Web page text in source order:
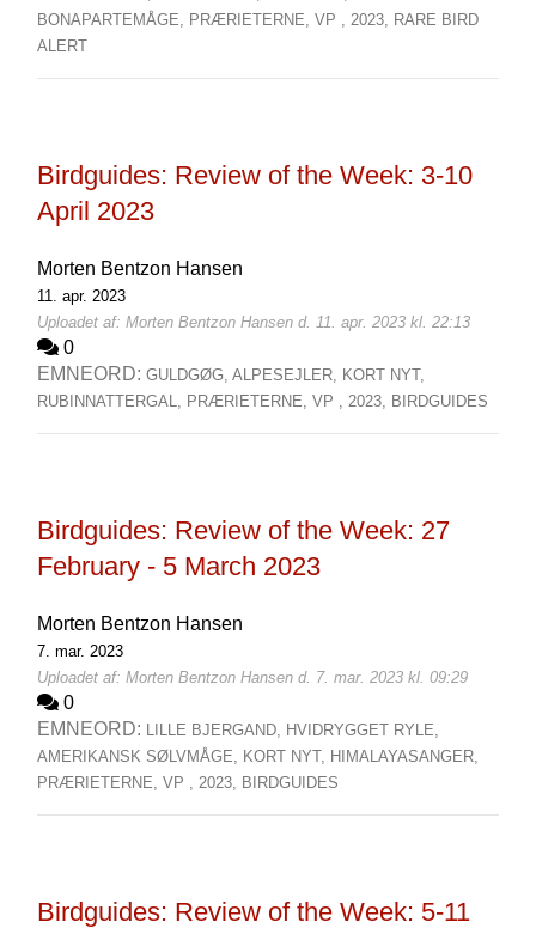
BONAPARTEMÅGE, PRÆRIETERNE, VP , 2023, RARE BIRD
ALERT
Birdguides: Review of the Week: 3-10
April 2023
Morten Bentzon Hansen
11. apr. 2023
Uploadet af: Morten Bentzon Hansen d. 11. apr. 2023 kl. 22:13
0
EMNEORD: GULDGØG, ALPESEJLER, KORT NYT,
RUBINNATTERGAL, PRÆRIETERNE, VP , 2023, BIRDGUIDES
Birdguides: Review of the Week: 27
February - 5 March 2023
Morten Bentzon Hansen
7. mar. 2023
Uploadet af: Morten Bentzon Hansen d. 7. mar. 2023 kl. 09:29
0
EMNEORD: LILLE BJERGAND, HVIDRYGGET RYLE,
AMERIKANSK SØLVMÅGE, KORT NYT, HIMALAYASANGER,
PRÆRIETERNE, VP , 2023, BIRDGUIDES
Birdguides: Review of the Week: 5-11